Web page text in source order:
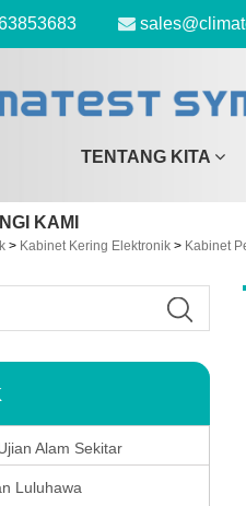
TENTANG KITA
KAMI
> Kabinet Kering Elektronik > Kabinet
Alam Sekitar
Luluhawa